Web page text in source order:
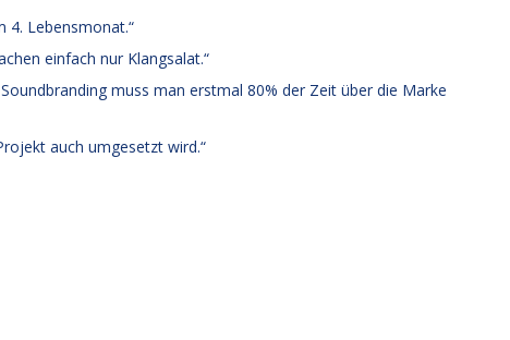
4. Lebensmonat.“
einfach nur Klangsalat.“
muss man erstmal 80% der Zeit über die Marke
auch umgesetzt wird.“